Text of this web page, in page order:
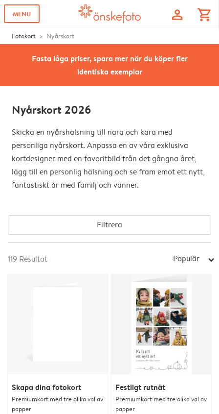
MENU profile shopping_cart
Fotokort Nyårskort
Fasta låga priser, spara mer när du köper fler
identiska exemplar
Nyårskort 2026
Skicka en nyårshälsning till nära och kära med
personliga nyårskort. Anpassa en av våra exklusiva
kortdesigner med en favoritbild från det gångna året,
lägg till en personlig hälsning och se fram emot ett nytt,
fantastiskt år med familj och vänner.
Filtrera
119 Resultat Populär arrow_right
Skapa dina fotokort
Premiumkort med tre olika val av
papper
Festligt rutnät
Premiumkort med tre olika val av
papper